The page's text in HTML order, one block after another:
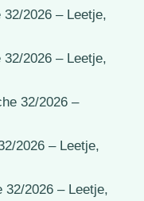
32/2026 – Leetje,
32/2026 – Leetje,
32/2026 –
2026 – Leetje,
32/2026 – Leetje,